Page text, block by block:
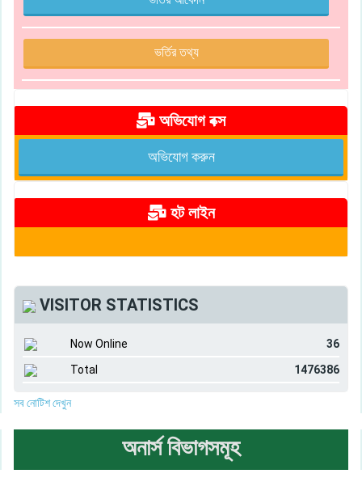
ভর্তির তথ্য
অভিযোগ বক্স
অভিযোগ করুন
হট লাইন
VISITOR STATISTICS
Now Online
36
Total
1476386
সব নোটিশ দেখুন
অনার্স বিভাগসমূহ